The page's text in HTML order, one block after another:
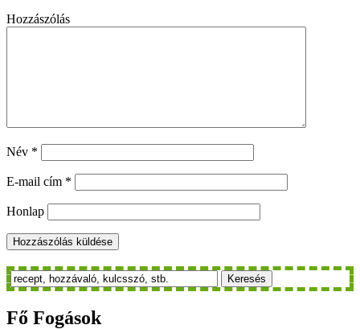
Hozzászólás
Név *
E-mail cím *
Honlap
Keresés
Fő Fogások